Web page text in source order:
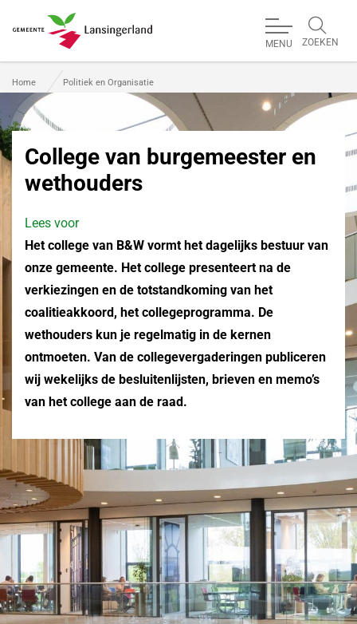
MENU ZOEKEN
Home Politiek en Organisatie
College van burgemeester en
wethouders
Lees voor
Het college van B&W vormt het dagelijks bestuur van
onze gemeente. Het college presenteert na de
verkiezingen en de totstandkoming van het
coalitieakkoord, het collegeprogramma. De
wethouders kun je regelmatig in de kernen
ontmoeten. Van de collegevergaderingen publiceren
wij wekelijks de besluitenlijsten, brieven en memo’s
van het college aan de raad.